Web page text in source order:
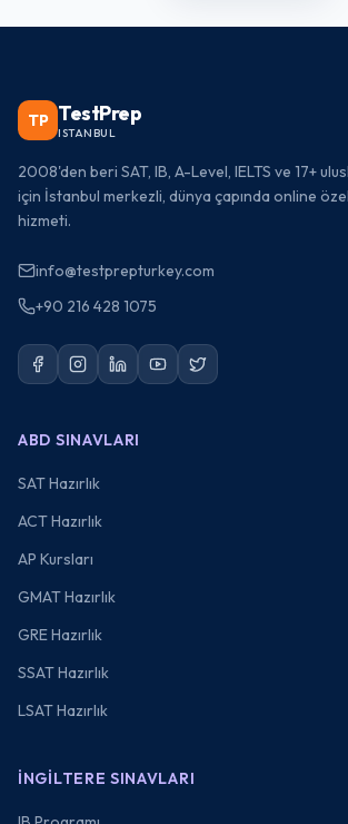
TP TestPrep
ISTANBUL
2008'den beri SAT, IB, A-Level, IELTS ve 17+
için İstanbul merkezli, dünya çapında online
hizmeti.
info@testprepturkey.com
+90 216 428 1075
ABD SINAVLARI
SAT Hazırlık
ACT Hazırlık
AP Kursları
GMAT Hazırlık
GRE Hazırlık
SSAT Hazırlık
LSAT Hazırlık
İNGILTERE SINAVLARI